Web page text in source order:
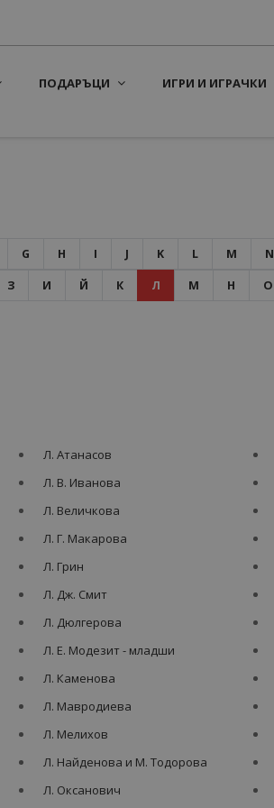
ПОДАРЪЦИ ИГРИ И ИГРАЧКИ
G H I J K L M N
З И Й К Л М Н О
Л. Атанасов
Л. В. Иванова
Л. Величкова
Л. Г. Макарова
Л. Грин
Л. Дж. Смит
Л. Дюлгерова
Л. Е. Модезит - младши
Л. Каменова
Л. Мавродиева
Л. Мелихов
Л. Найденова и М. Тодорова
Л. Оксанович